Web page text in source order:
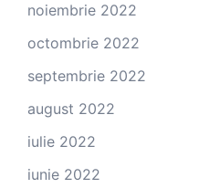
noiembrie 2022
octombrie 2022
septembrie 2022
august 2022
iulie 2022
iunie 2022